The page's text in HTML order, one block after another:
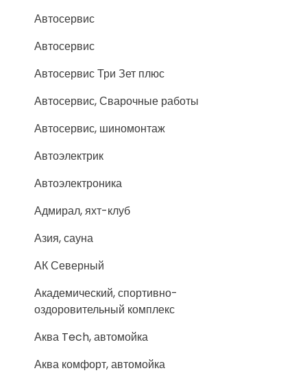
Автосервис
Автосервис
Автосервис Три Зет плюс
Автосервис, Сварочные работы
Автосервис, шиномонтаж
Автоэлектрик
Автоэлектроника
Адмирал, яхт-клуб
Азия, сауна
АК Северный
Академический, спортивно-
оздоровительный комплекс
Аква Tech, автомойка
Аква комфорт, автомойка